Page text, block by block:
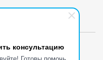
консультацию
ОГРН